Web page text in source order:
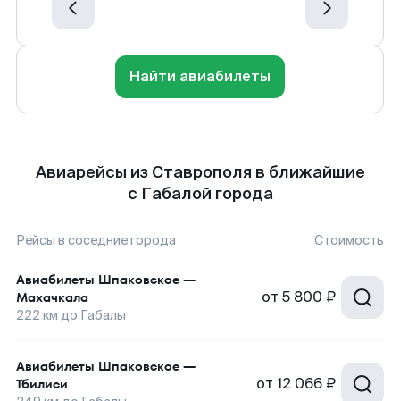
Найти авиабилеты
Авиарейсы из Ставрополя в ближайшие
с Габалой города
Рейсы в соседние города Стоимость
Авиабилеты Шпаковское —
Махачкала
222 км до Габалы
от 5 800 ₽
Авиабилеты Шпаковское —
Тбилиси
от 12 066 ₽